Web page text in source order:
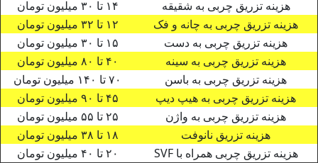
هزینه تزریق چربی به شقیقه
۱۴ تا ۳۰ میلیون تومان
هزینه تزریق چربی به چانه و فک
۱۲ تا ۳۲ میلیون تومان
هزینه تزریق چربی به دست
۱۵ تا ۳۰ میلیون تومان
هزینه تزریق چربی به سینه
۴۰ تا ۸۰ میلیون تومان
هزینه تزریق چربی به باسن
۷۰ تا ۱۴۰ میلیون تومان
هزینه تزریق چربی به هیپ دیپ
۴۵ تا ۹۰ میلیون تومان
هزینه تزریق چربی به واژن
۲۵ تا ۵۵ میلیون تومان
هزینه تزریق نانوفت
۱۸ تا ۳۸ میلیون تومان
هزینه تزریق چربی همراه با SVF
۲۰ تا ۴۰ میلیون تومان